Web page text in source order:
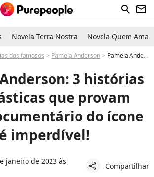
search newsletter
Novela Terra Nostra Novela Quem Ama
dos famosos Pamela Anderson Pamela Anderson, aos 55 anos, lança documentário 'Uma História de Amor' na Netflix. Saiba histórias polêmicas e veja fotos
3 histórias
que provam
do ícone
é imperdível!
janeiro de 2023 às
share Compartilhar